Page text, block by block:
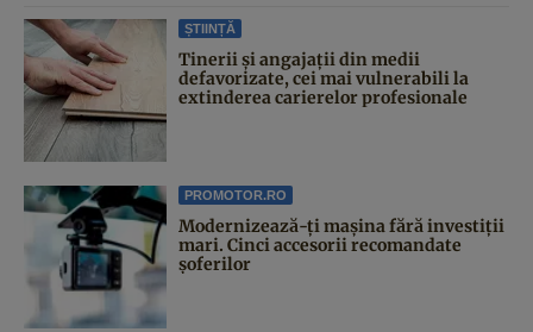
ȘTIINȚĂ
Tinerii și angajații din medii
defavorizate, cei mai vulnerabili la
extinderea carierelor profesionale
PROMOTOR.RO
Modernizează-ți mașina fără investiții
mari. Cinci accesorii recomandate
șoferilor